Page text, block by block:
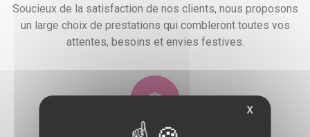
Soucieux de la satisfaction de nos clients, nous proposons
un large choix de prestations qui combleront toutes vos
attentes, besoins et envies festives.
X